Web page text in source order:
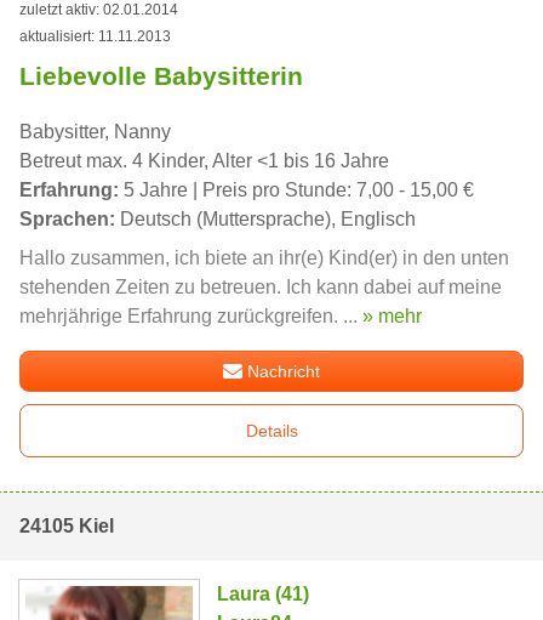
zuletzt aktiv: 02.01.2014
aktualisiert: 11.11.2013
Liebevolle Babysitterin
Babysitter, Nanny
Betreut max. 4 Kinder, Alter <1 bis 16 Jahre
Erfahrung: 5 Jahre | Preis pro Stunde: 7,00 - 15,00 €
Sprachen: Deutsch (Muttersprache), Englisch
Hallo zusammen, ich biete an ihr(e) Kind(er) in den unten
stehenden Zeiten zu betreuen. Ich kann dabei auf meine
mehrjährige Erfahrung zurückgreifen. ... » mehr
Nachricht
Details
24105 Kiel
Laura (41)